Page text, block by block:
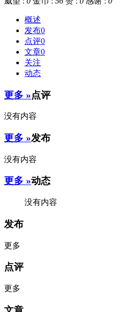
概述
发布0
点评0
文章0
关注
动态
更多 »点评
没有内容
更多 »发布
没有内容
更多 »动态
没有内容
发布
更多
点评
更多